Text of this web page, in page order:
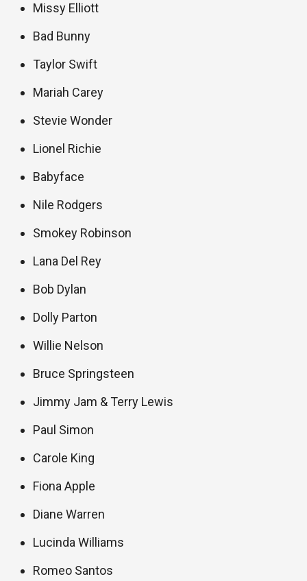
Missy Elliott
Bad Bunny
Taylor Swift
Mariah Carey
Stevie Wonder
Lionel Richie
Babyface
Nile Rodgers
Smokey Robinson
Lana Del Rey
Bob Dylan
Dolly Parton
Willie Nelson
Bruce Springsteen
Jimmy Jam & Terry Lewis
Paul Simon
Carole King
Fiona Apple
Diane Warren
Lucinda Williams
Romeo Santos